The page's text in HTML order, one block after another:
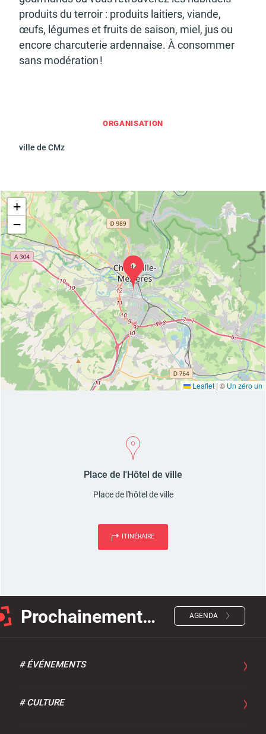
Budget participatif
Archives municipales en
de l'espace public
Guichet numérique des
autorisations
d'urbanisme
Portail vie associative
Demande de panneaux
électroniques
Offres d'emploi
Pré-déclarer un sinistre Mon logement sécurisé
produits du terroir : produits laitiers, viande,
œufs, légumes et fruits de saison, miel, jus ou
encore char­cu­te­rie arden­naise. À consom­mer
sans modé­ra­tion !
ORGANISATION
ville de CMz
+
−
Leaflet | © Un zéro un
Place de l'Hôtel de ville
Place de l'hôtel de ville
ITINÉRAIRE
Prochainement… AGENDA
#ÉVÉNEMENTS
#CULTURE